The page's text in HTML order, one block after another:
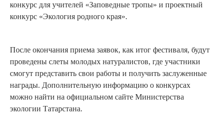
конкурс для учителей «Заповедные тропы» и проектный
конкурс «Экология родного края».
После окончания приема заявок, как итог фестиваля, будут
проведены слеты молодых натуралистов, где участники
смогут представить свои работы и получить заслуженные
награды. Дополнительную информацию о конкурсах
можно найти на официальном сайте Министерства
экологии Татарстана.